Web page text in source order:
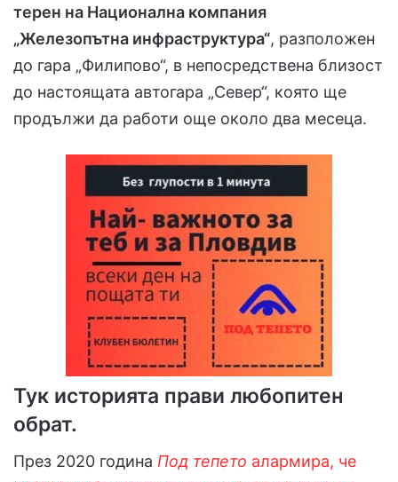
терен на Национална компания
„Железопътна инфраструктура“, разположен
до гара „Филипово“, в непосредствена близост
до настоящата автогара „Север“, която ще
продължи да работи още около два месеца.
Тук историята прави любопитен
обрат.
През 2020 година Под тепето алармира, че